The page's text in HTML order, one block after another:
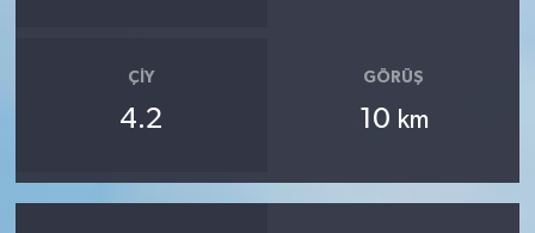
ÇIY
4.2
GÖRÜŞ
10 km